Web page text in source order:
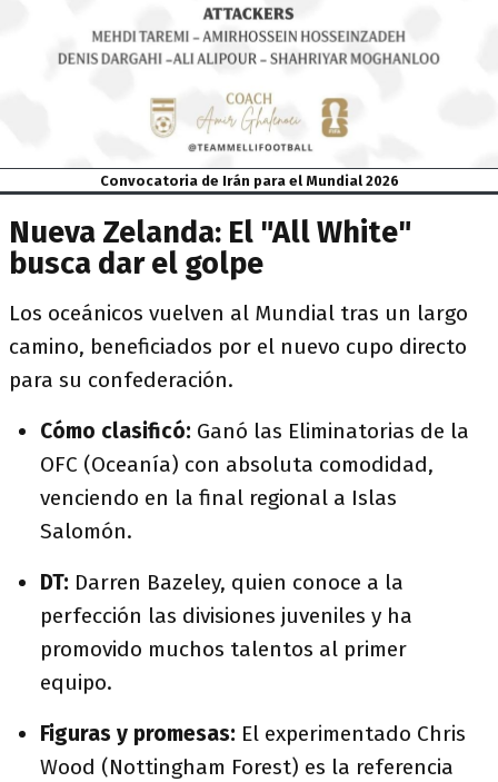
Convocatoria de Irán para el Mundial 2026
Nueva Zelanda: El "All White"
busca dar el golpe
Los oceánicos vuelven al Mundial tras un largo
camino, beneficiados por el nuevo cupo directo
para su confederación.
Cómo clasificó: Ganó las Eliminatorias de la
OFC (Oceanía) con absoluta comodidad,
venciendo en la final regional a Islas
Salomón.
DT: Darren Bazeley, quien conoce a la
perfección las divisiones juveniles y ha
promovido muchos talentos al primer
equipo.
Figuras y promesas: El experimentado Chris
Wood (Nottingham Forest) es la referencia